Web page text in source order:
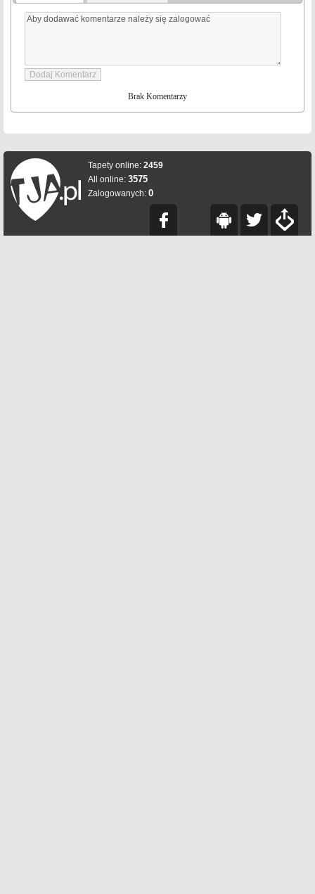
Brak Komentarzy
Tapety online: 2459
All online: 3575
Zalogowanych: 0